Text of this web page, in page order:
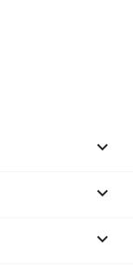


